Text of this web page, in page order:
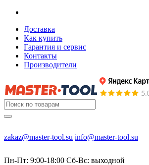
Доставка
Как купить
Гарантия и сервис
Контакты
Производители
zakaz@master-tool.su info@master-tool.su
Пн-Пт: 9:00-18:00 Cб-Вс: выходной